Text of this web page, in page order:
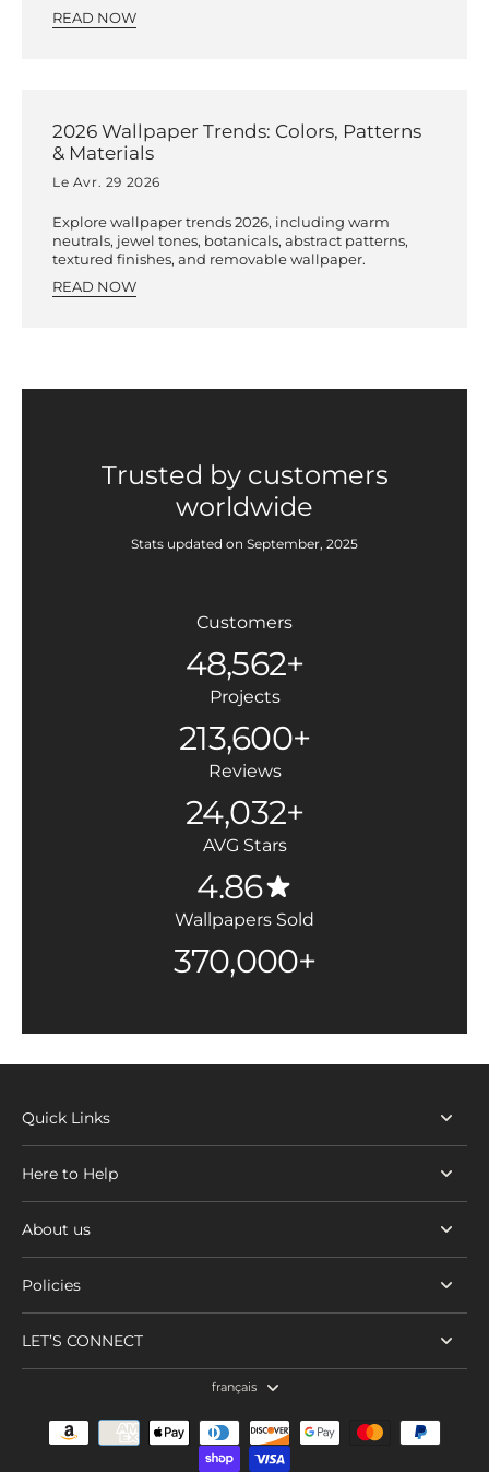
READ NOW
2026 Wallpaper Trends: Colors, Patterns
& Materials
Le Avr. 29 2026
Explore wallpaper trends 2026, including warm
neutrals, jewel tones, botanicals, abstract patterns,
textured finishes, and removable wallpaper.
READ NOW
Trusted by customers
worldwide
Stats updated on September, 2025
Customers
48,562+
Projects
213,600+
Reviews
24,032+
AVG Stars
4.86
Wallpapers Sold
370,000+
Quick Links
Here to Help
About us
Policies
LET’S CONNECT
français